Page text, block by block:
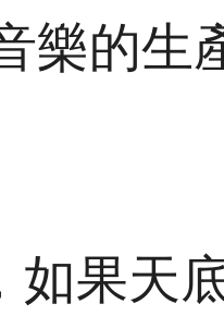
樂的生
如果天